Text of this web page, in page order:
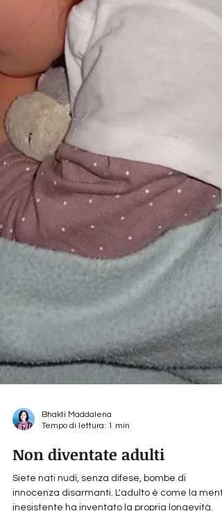
Non diventate adulti
Siete nati nudi, senza difese, bombe di